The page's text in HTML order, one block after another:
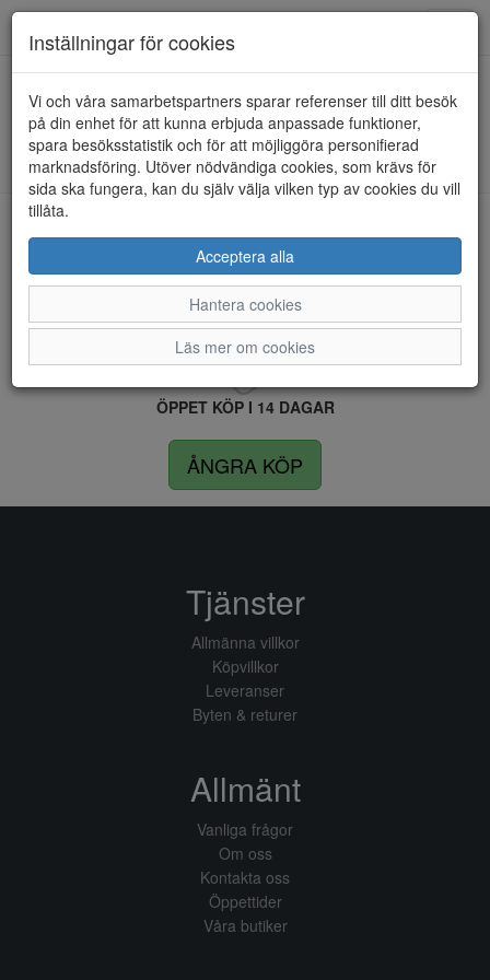
HEM ULRIKA DESIGN
Kunde inte hitta några artiklar...
LEVERANS INOM 4 DAGAR INOM SVERIGE
FRI FRAKT VID KÖP ÖVER 1.500 KR
ÖPPET KÖP I 14 DAGAR
ÅNGRA KÖP
Inställningar för cookies
Vi och våra samarbetspartners sparar referenser till ditt besök
på din enhet för att kunna erbjuda anpassade funktioner,
spara besöksstatistik och för att möjliggöra personifierad
marknadsföring. Utöver nödvändiga cookies, som krävs för
sida ska fungera, kan du själv välja vilken typ av cookies du vill
tillåta.
Acceptera alla
Hantera cookies
Läs mer om cookies
Tjänster
Allmänna villkor
Köpvillkor
Leveranser
Byten & returer
Allmänt
Vanliga frågor
Om oss
Kontakta oss
Öppettider
Våra butiker